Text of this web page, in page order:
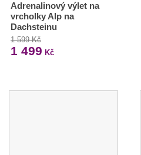
Adrenalinový výlet na
vrcholky Alp na
Dachsteinu
1 599 Kč
1 499 Kč